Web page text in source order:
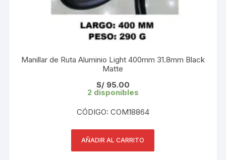
Manillar de Ruta Aluminio Light 400mm 31.8mm Black
Matte
S/95.00
2 disponibles
CÓDIGO: COM18864
AÑADIR AL CARRITO